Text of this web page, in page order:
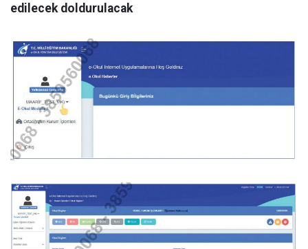
edilecek doldurulacak